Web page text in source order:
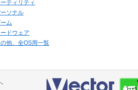
ーティリティ
ソナル
ム
ドウェア
他、全OS用一覧